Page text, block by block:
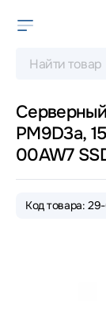
PM9D3a,
00AW7
Код товара: